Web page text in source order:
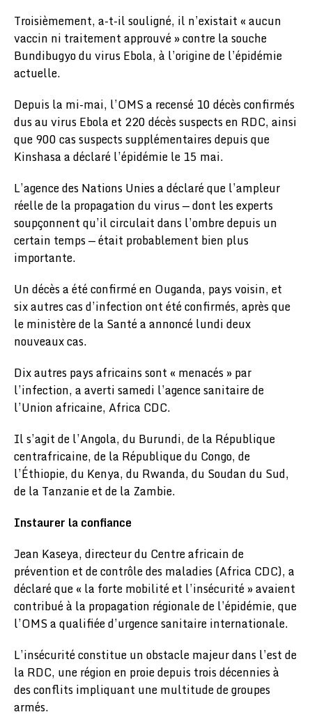
Troisièmement, a-t-il souligné, il n’existait « aucun
vaccin ni traitement approuvé » contre la souche
Bundibugyo du virus Ebola, à l’origine de l’épidémie
actuelle.
Depuis la mi-mai, l’OMS a recensé 10 décès confirmés
dus au virus Ebola et 220 décès suspects en RDC, ainsi
que 900 cas suspects supplémentaires depuis que
Kinshasa a déclaré l’épidémie le 15 mai.
L’agence des Nations Unies a déclaré que l’ampleur
réelle de la propagation du virus — dont les experts
soupçonnent qu’il circulait dans l’ombre depuis un
certain temps — était probablement bien plus
importante.
Un décès a été confirmé en Ouganda, pays voisin, et
six autres cas d’infection ont été confirmés, après que
le ministère de la Santé a annoncé lundi deux
nouveaux cas.
Dix autres pays africains sont « menacés » par
l’infection, a averti samedi l’agence sanitaire de
l’Union africaine, Africa CDC.
Il s’agit de l’Angola, du Burundi, de la République
centrafricaine, de la République du Congo, de
l’Éthiopie, du Kenya, du Rwanda, du Soudan du Sud,
de la Tanzanie et de la Zambie.
Instaurer la confiance
Jean Kaseya, directeur du Centre africain de
prévention et de contrôle des maladies (Africa CDC), a
déclaré que « la forte mobilité et l’insécurité » avaient
contribué à la propagation régionale de l’épidémie, que
l’OMS a qualifiée d’urgence sanitaire internationale.
L’insécurité constitue un obstacle majeur dans l’est de
la RDC, une région en proie depuis trois décennies à
des conflits impliquant une multitude de groupes
armés.